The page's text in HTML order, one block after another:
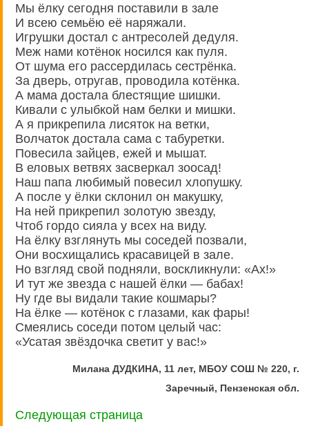
Мы ёлку сегодня поставили в зале
И всею семьёю её наряжали.
Игрушки достал с антресолей дедуля.
Меж нами котёнок носился как пуля.
От шума его рассердилась сестрёнка.
За дверь, отругав, проводила котёнка.
А мама достала блестящие шишки.
Кивали с улыбкой нам белки и мишки.
А я прикрепила лисяток на ветки,
Волчаток достала сама с табуретки.
Повесила зайцев, ежей и мышат.
В еловых ветвях засверкал зоосад!
Наш папа любимый повесил хлопушку.
А после у ёлки склонил он макушку,
На ней прикрепил золотую звезду,
Чтоб гордо сияла у всех на виду.
На ёлку взглянуть мы соседей позвали,
Они восхищались красавицей в зале.
Но взгляд свой подняли, воскликнули: «Ах!»
И тут же звезда с нашей ёлки — бабах!
Ну где вы видали такие кошмары?
На ёлке — котёнок с глазами, как фары!
Смеялись соседи потом целый час:
«Усатая звёздочка светит у вас!»
Милана ДУДКИНА, 11 лет, МБОУ СОШ № 220, г.
Заречный, Пензенская обл.
Следующая страница